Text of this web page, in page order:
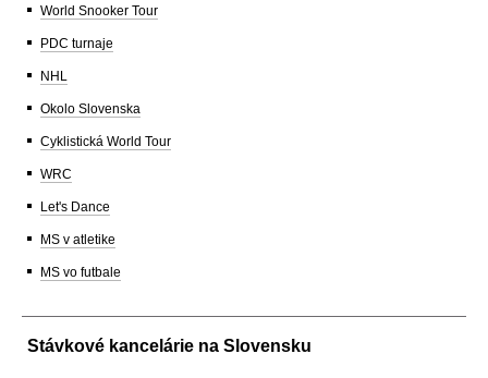
World Snooker Tour
PDC turnaje
NHL
Okolo Slovenska
Cyklistická World Tour
WRC
Let's Dance
MS v atletike
MS vo futbale
Stávkové kancelárie na Slovensku